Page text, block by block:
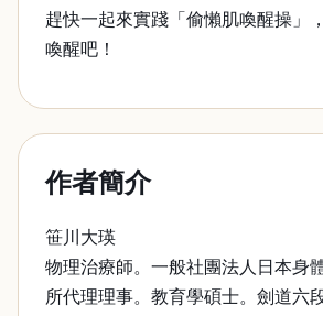
趕快一起來實踐「偷懶肌喚醒操」
喚醒吧！
作者簡介
笹川大瑛
物理治療師。一般社團法人日本身
所代理理事。教育學碩士。劍道六